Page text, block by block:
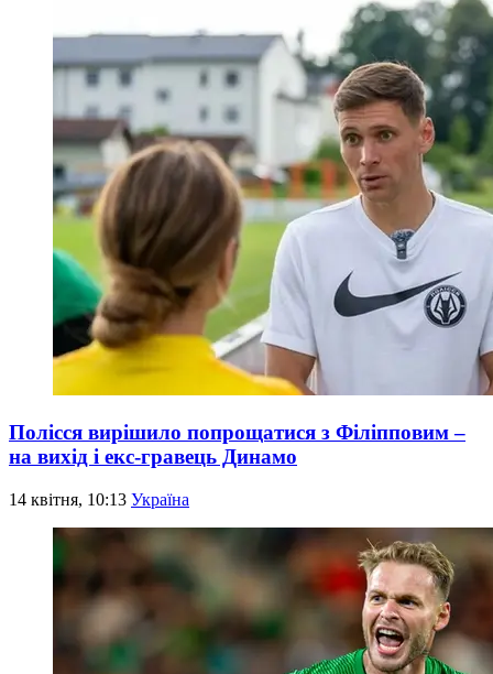
Полісся вирішило попрощатися з Філіпповим –
на вихід і екс-гравець Динамо
14 квітня, 10:13 Україна